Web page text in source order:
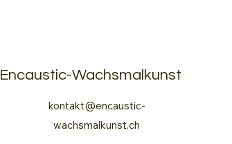
Encaustic-Wachsmalkunst
kontakt@encaustic-
wachsmalkunst.ch